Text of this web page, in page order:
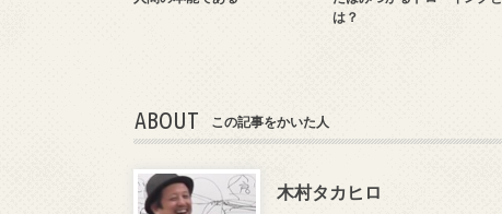
は？
ABOUT この記事をかいた人
木村タカヒロ